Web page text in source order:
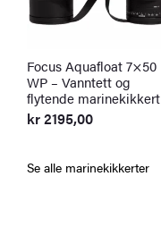
Focus Aquafloat 7×50
WP – Vanntett og
flytende marinekikkert
kr2195,00
Se alle marinekikkerter